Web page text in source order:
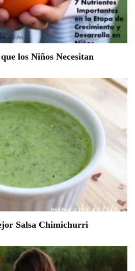
los Niños Necesitan
Salsa Chimichurri